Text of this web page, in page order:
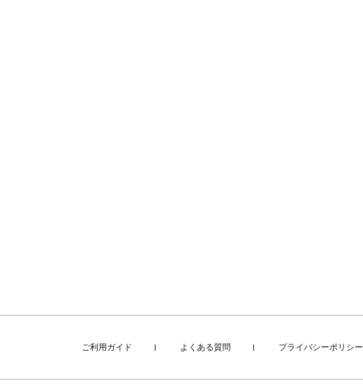
ご利用ガイド よくある質問 プライバシーポリシー